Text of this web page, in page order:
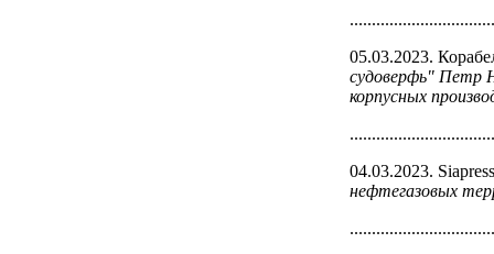
05.03.2023.
судоверфь" Петр
корпусных
04.03.2023.
нефтегазовых